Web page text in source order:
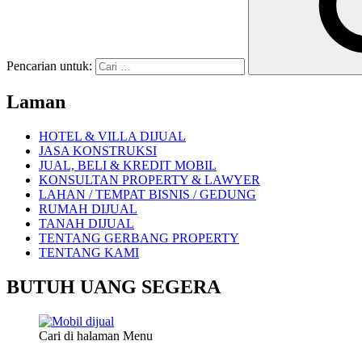
Pencarian untuk:
Laman
HOTEL & VILLA DIJUAL
JASA KONSTRUKSI
JUAL, BELI & KREDIT MOBIL
KONSULTAN PROPERTY & LAWYER
LAHAN / TEMPAT BISNIS / GEDUNG
RUMAH DIJUAL
TANAH DIJUAL
TENTANG GERBANG PROPERTY
TENTANG KAMI
BUTUH UANG SEGERA
Cari di halaman Menu